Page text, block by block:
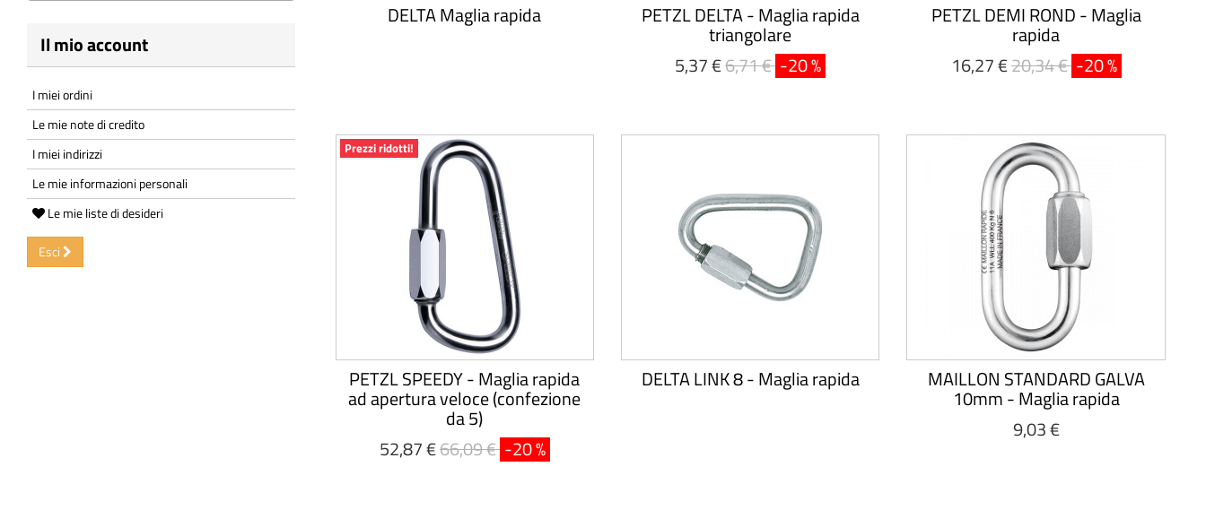
Il mio account
I miei ordini
Le mie note di credito
I miei indirizzi
Le mie informazioni personali
Le mie liste di desideri
Esci
DELTA Maglia rapida PETZL DELTA - Maglia rapida
triangolare
5,37 €6,71 € -20 %
PETZL DEMI ROND - Maglia
rapida
16,27 €20,34 € -20 %
Prezzi ridotti!
PETZL SPEEDY - Maglia rapida
ad apertura veloce (confezione
da 5)
52,87 €66,09 € -20 %
DELTA LINK 8 - Maglia rapida MAILLON STANDARD GALVA
10mm - Maglia rapida
9,03 €